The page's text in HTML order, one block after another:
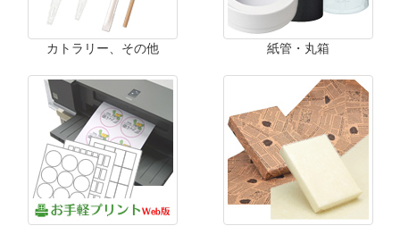
カトラリー、その他 紙管・丸箱